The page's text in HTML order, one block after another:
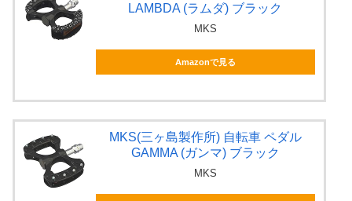
LAMBDA (ラムダ) ブラック
MKS
Amazonで見る
MKS(三ヶ島製作所) 自転車 ペダル
GAMMA (ガンマ) ブラック
MKS